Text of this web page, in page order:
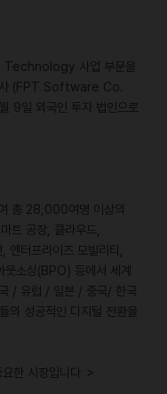
Technology 사업 부문을
사 (FPT Software Co.
9일 외국인 투자 법인으로
총 28,000여명 이상의
트 공장, 클라우드,
터프라이즈 모빌리티,
웃소싱(BPO) 등에서 세계
/ 유럽 / 일본 / 중국/ 한국
의 성공적인 디지털 전환을
한 시장입니다 ＞